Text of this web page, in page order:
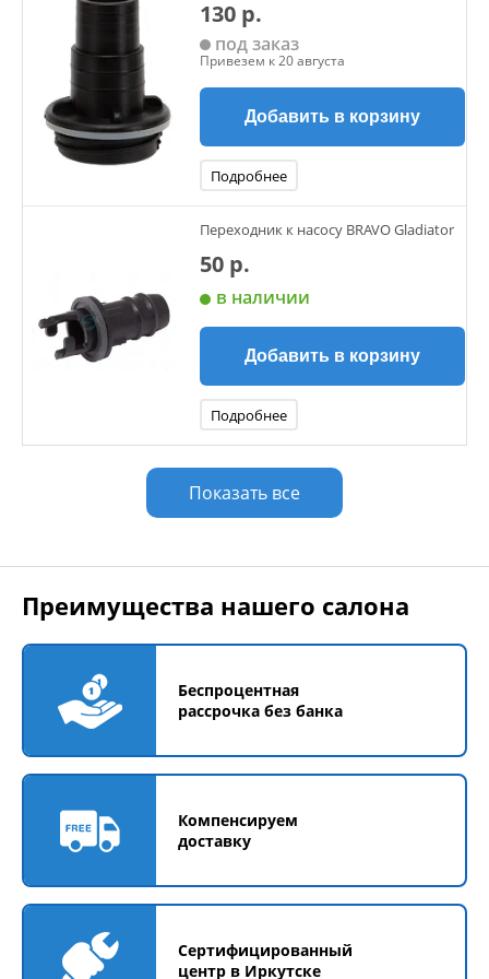
130 р.
под заказ
Привезем к 20 августа
Добавить в корзину
Подробнее
Переходник к насосу BRAVO Gladiator
50 р.
в наличии
Добавить в корзину
Подробнее
Показать все
Преимущества нашего салона
Беспроцентная
рассрочка без банка
Компенсируем
доставку
Сертифицированный
центр в Иркутске